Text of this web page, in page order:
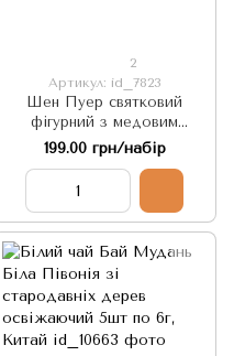
2
Артикул: id_7823
Шен Пуер святковий
фігурний з медовим
ароматом 5шт по 7г, Китай
199.00 грн/набір